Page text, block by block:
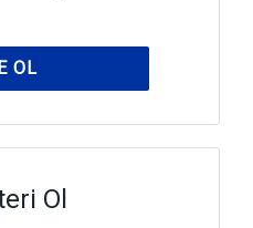
OL
Ol